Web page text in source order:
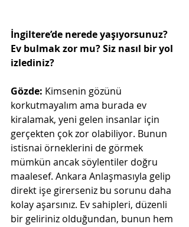
İngiltere’de nerede yaşıyorsunuz?
Ev bulmak zor mu? Siz nasıl bir yol
izlediniz?
Gözde: Kimsenin gözünü
korkutmayalım ama burada ev
kiralamak, yeni gelen insanlar için
gerçekten çok zor olabiliyor. Bunun
istisnai örneklerini de görmek
mümkün ancak söylentiler doğru
maalesef. Ankara Anlaşmasıyla gelip
direkt işe girerseniz bu sorunu daha
kolay aşarsınız. Ev sahipleri, düzenli
bir geliriniz olduğundan, bunun hem